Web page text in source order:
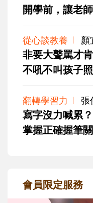
開學前，讓老
從心談教養 顏
非要大聲罵才
不吼不叫孩子
翻轉學習力 張
寫字沒力喊累
掌握正確握筆
會員限定服務